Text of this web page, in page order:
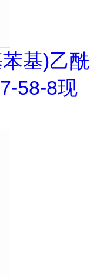
基)乙酰
58-8现